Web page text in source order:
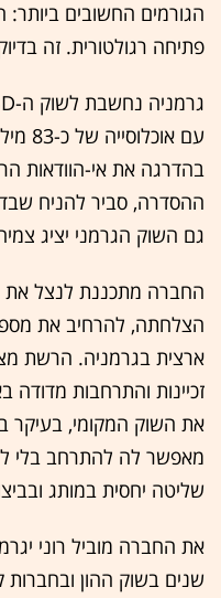
הגורמים החשובים
פתיחה רגולטורית. זה
עם
בהדרגה את אי-הוודאות
ההסדרה, סביר להניח
גם השוק הגרמני יציג
החברה מתכננת לנצל את
הצלחתה, להרחיב את
ארצית בגרמניה. הרשת
זכיינות והתרחבות
את השוק המקומי, בעיקר
מאפשר לה להתרחב בלי
שליטה יחסית במותג
את החברה מוביל רוני
שנים בשוק ההון ובחברות